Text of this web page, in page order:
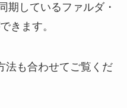
期しているファルダ・
きます。
法も合わせてご覧くだ